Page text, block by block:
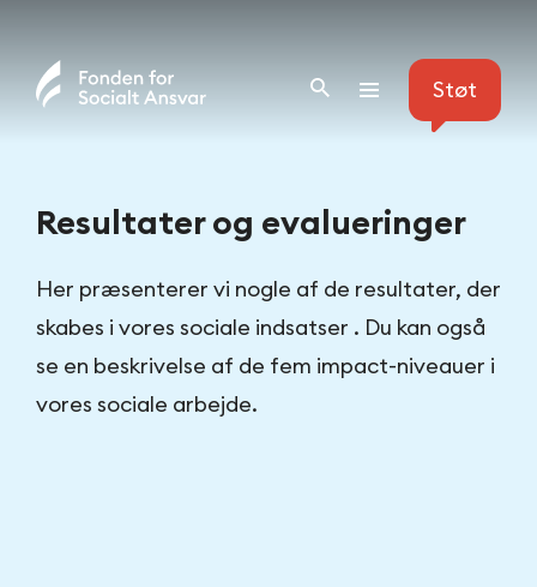
content
Støt
Resultater og evalueringer
Her præsenterer vi nogle af de resultater, der
skabes i vores sociale indsatser . Du kan også
se en beskrivelse af de fem impact-niveauer i
vores sociale arbejde.